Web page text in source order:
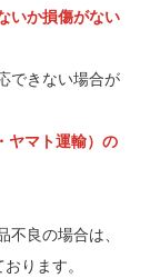
いか損傷がない
できない場合が
ヤマト運輸）の
良の場合は、
ります。